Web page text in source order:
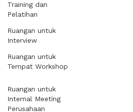
Training dan
Pelatihan
Ruangan untuk
Interview
Ruangan untuk
Tempat Workshop
Ruangan untuk
Internal Meeting
Perusahaan